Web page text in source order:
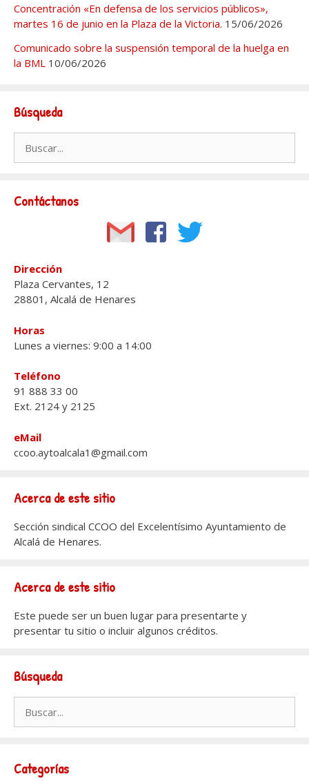
Concentración «En defensa de los servicios públicos»,
martes 16 de junio en la Plaza de la Victoria. 15/06/2026
Comunicado sobre la suspensión temporal de la huelga en
la BML 10/06/2026
Búsqueda
Contáctanos
Dirección
Plaza Cervantes, 12
28801, Alcalá de Henares
Horas
Lunes a viernes: 9:00 a 14:00
Teléfono
91 888 33 00
Ext. 2124 y 2125
eMail
ccoo.aytoalcala1@gmail.com
Acerca de este sitio
Sección sindical CCOO del Excelentísimo Ayuntamiento de
Alcalá de Henares.
Acerca de este sitio
Este puede ser un buen lugar para presentarte y
presentar tu sitio o incluir algunos créditos.
Búsqueda
Categorías